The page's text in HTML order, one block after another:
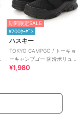
期間限定SALE
¥200ｸｰﾎﾟﾝ
ハスキー
TOKYO CAMPGO / トーキョ
ーキャンプゴー 防滑ボリュー
ムソール 防水スリッポンスニ
¥1,980